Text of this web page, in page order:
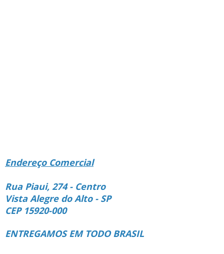
Endereço Comercial
Rua Piaui, 274 - Centro
Vista Alegre do Alto - SP
CEP 15920-000
ENTREGAMOS EM TODO BRASIL